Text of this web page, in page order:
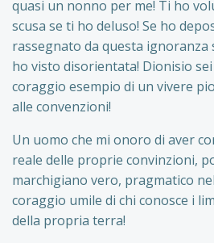
quasi un nonno per me! Ti ho
scusa se ti ho deluso! Se ho
rassegnato da questa ignoranza
ho visto disorientata! Dionisio
coraggio esempio di un vivere
alle convenzioni!
Un uomo che mi onoro di aver
reale delle proprie convinzioni,
marchigiano vero, pragmatico
coraggio umile di chi conosce i
della propria terra!